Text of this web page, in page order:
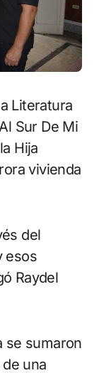
Literatura
Sur De Mi
Hija
vivienda
del
esos
Raydel
se sumaron
una